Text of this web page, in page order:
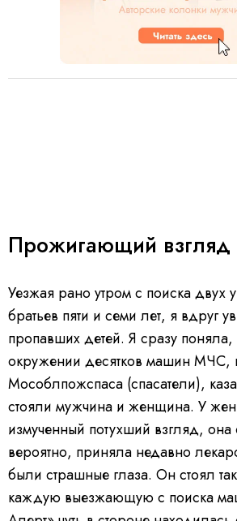
Прожигающий взгляд
Уезжая рано утром с поиска двух
братьев пяти и семи лет, я вдруг
пропавших детей. Я сразу поняла,
окружении десятков машин МЧС,
Мособлпожспаса (спасатели),
стояли мужчина и женщина. У
измученный потухший взгляд, она
вероятно, приняла недавно
были страшные глаза. Он стоял
каждую выезжающую с поиска